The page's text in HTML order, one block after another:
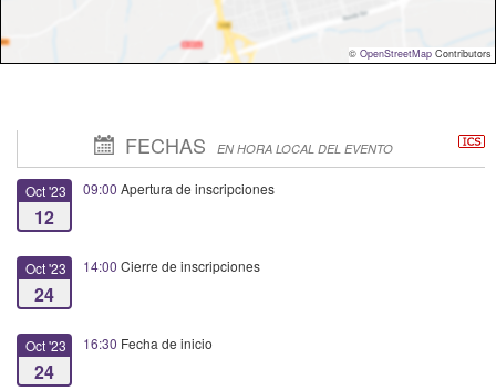
© OpenStreetMap Contributors
FECHAS EN HORA LOCAL DEL EVENTO
Oct '23
12
09:00 Apertura de inscripciones
Oct '23
24
14:00 Cierre de inscripciones
Oct '23
24
16:30 Fecha de inicio